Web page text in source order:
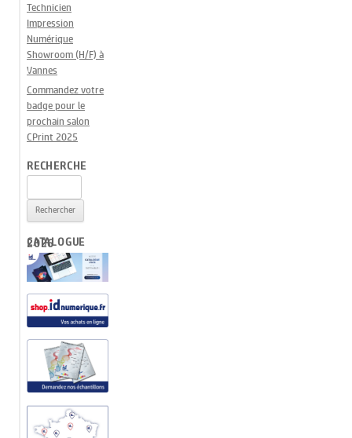
Technicien
Impression
Numérique
Showroom (H/F) à
Vannes
Commandez votre
badge pour le
prochain salon
CPrint 2025
RECHERCHE
CATALOGUE 2026